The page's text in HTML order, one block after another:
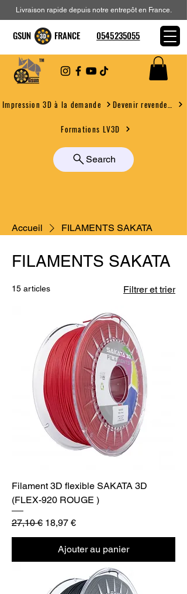
Impression 3D à la demande
Formations LV3D
Search
Livraison rapide depuis notre entrepôt en France.
GSUN FRANCE 0545235055
Accueil FILAMENTS SAKATA
FILAMENTS SAKATA
15 articles Filtrer et trier
Filament 3D flexible SAKATA 3D
(FLEX-920 ROUGE )
Prix original
27,10 € Prix promotionnel
18,97 €
Ajouter au panier